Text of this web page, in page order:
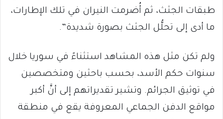
طبقات الجثث، ثم أُضرمت النيران في تلك الإطارات،
ما أدى إلى تحلُّل الجثث بصورة شديدة”.
ولم تكن مثل هذه المشاهد استثناءً في سوريا خلال
سنوات حكم الأسد، بحسب باحثين ومتخصصين
في توثيق الجرائم. وتشير تقديراتهم إلى أنَّ أكبر
مواقع الدفن الجماعي المعروفة يقع في منطقة